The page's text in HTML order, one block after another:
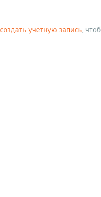
создать учетную запись,